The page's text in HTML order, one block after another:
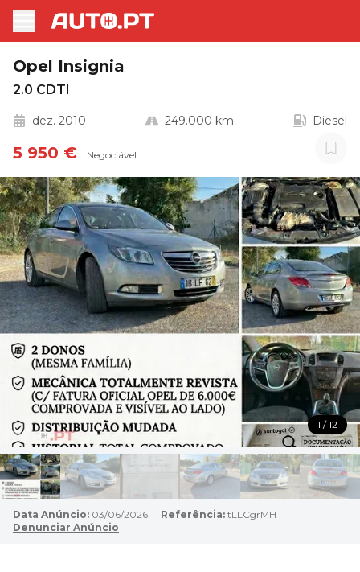
Opel Insignia
2.0 CDTI
dez. 2010 249.000 km Diesel
5 950 € Negociável
1 / 12
Data Anúncio: 03/06/2026 Referência: tLLCgrMH
Denunciar Anúncio